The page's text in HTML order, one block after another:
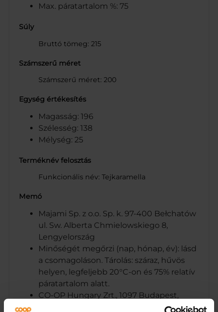
Max. páratartalom %: 75
Súly
Bruttó tömeg: 215
Számszerű méret
Számszerű méret: 200
Egység értékesítés
Magasság: 196
Szélesség: 138
Mélység: 25
Terméknév felosztás
Funkcionális név: Tejkaramella
Memó
Majami Sp. z o.o. Sp. k. 97-400 Bełchatów
ul. Sw. Alberta Chmielowskiego 8,
Lengyelország
Minőségét megőrzi (nap, hónap, év): lásd
a csomagoláson. Tárolás: száraz, hűvös
helyen, legfeljebb 20°C-on és 75% relatív
páratartalom alatt.
CO-OP Hungary Zrt., 1097 Budapest,